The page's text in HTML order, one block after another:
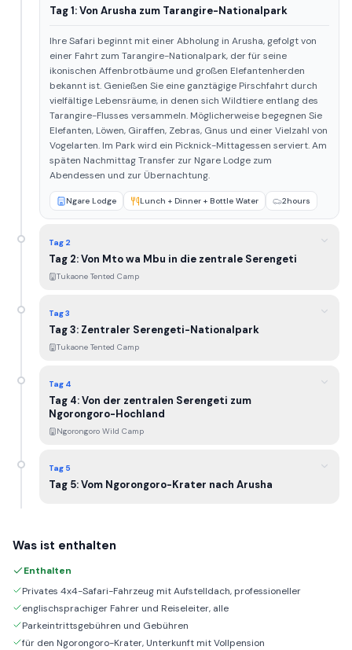
Tag 1: Von Arusha zum Tarangire-Nationalpark
Ihre Safari beginnt mit einer Abholung in Arusha, gefolgt von
einer Fahrt zum Tarangire-Nationalpark, der für seine
ikonischen Affenbrotbäume und großen Elefantenherden
bekannt ist. Genießen Sie eine ganztägige Pirschfahrt durch
vielfältige Lebensräume, in denen sich Wildtiere entlang des
Tarangire-Flusses versammeln. Möglicherweise begegnen Sie
Elefanten, Löwen, Giraffen, Zebras, Gnus und einer Vielzahl von
Vogelarten. Im Park wird ein Picknick-Mittagessen serviert. Am
späten Nachmittag Transfer zur Ngare Lodge zum
Abendessen und zur Übernachtung.
Ngare Lodge Lunch + Dinner + Bottle Water 2hours
Tag 2
Tag 2: Von Mto wa Mbu in die zentrale Serengeti
Tukaone Tented Camp
Tag 3
Tag 3: Zentraler Serengeti-Nationalpark
Tukaone Tented Camp
Tag 4
Tag 4: Von der zentralen Serengeti zum
Ngorongoro-Hochland
Ngorongoro Wild Camp
Tag 5
Tag 5: Vom Ngorongoro-Krater nach Arusha
Was ist enthalten
Enthalten
Privates 4x4-Safari-Fahrzeug mit Aufstelldach, professioneller
englischsprachiger Fahrer und Reiseleiter, alle
Parkeintrittsgebühren und Gebühren
für den Ngorongoro-Krater, Unterkunft mit Vollpension